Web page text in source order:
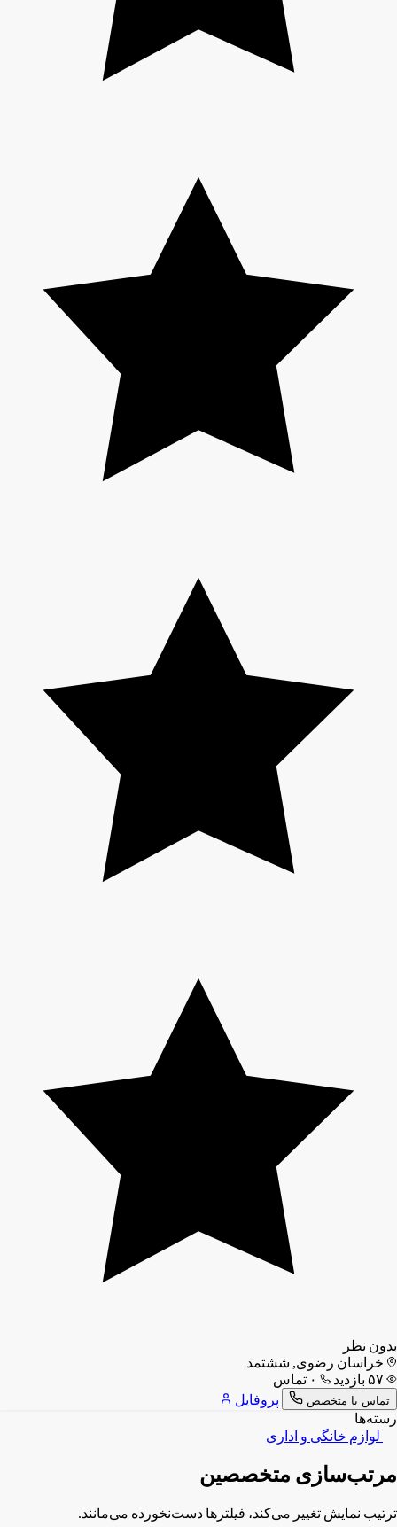
بدون نظر
خراسان رضوی, ششتمد
تماس با متخصص
پروفایل
رسته‌ها
لوازم خانگی و اداری
مرتب‌سازی متخصصین
ترتیب نمایش تغییر می‌کند، فیلترها دست‌نخورده می‌مانند.